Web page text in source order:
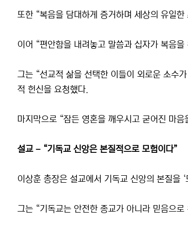
또한 “복음을 담대하게 증거하며 세상의 유일
이어 “편안함을 내려놓고 말씀과 십자가 복음
그는 “선교적 삶을 선택한 이들이 외로운 소수
적 헌신을 요청했다.
마지막으로 “잠든 영혼을 깨우시고 굳어진 마
설교 – “기독교 신앙은 본질적으로 모험이다”
이상훈 총장은 설교에서 기독교 신앙의 본질을 ‘
그는 “기독교는 안전한 종교가 아니라 믿음으